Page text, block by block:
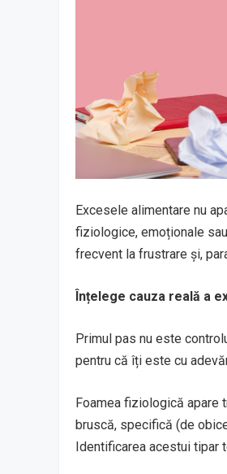
Excesele alimentare nu
fiziologice, emoționale
frecvent la frustrare și,
Înțelege cauza reală a
Primul pas nu este
pentru că îți este cu
Foamea fiziologică apare
bruscă, specifică (de
Identificarea acestui tipar